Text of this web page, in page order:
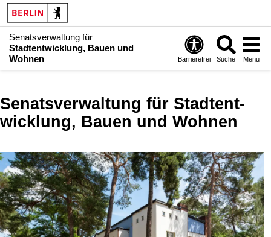
Senatsverwaltung für
Stadtentwicklung, Bauen und
Wohnen
Barrierefrei Suche Menü
Senatsverwaltung für Stadt­ent­
wicklung, Bauen und Wohnen